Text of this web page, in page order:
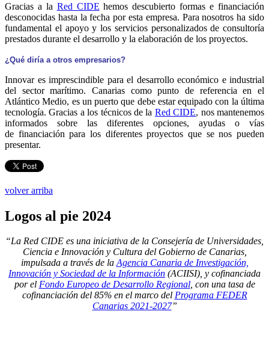
Gracias a la Red CIDE hemos descubierto formas e financiación
desconocidas hasta la fecha por esta empresa. Para nosotros ha sido
fundamental el apoyo y los servicios personalizados de consultoría
prestados durante el desarrollo y la elaboración de los proyectos.
¿Qué diría a otros empresarios?
Innovar es imprescindible para el desarrollo económico e industrial
del sector marítimo. Canarias como punto de referencia en el
Atlántico Medio, es un puerto que debe estar equipado con la última
tecnología. Gracias a los técnicos de la Red CIDE, nos mantenemos
informados sobre las diferentes opciones, ayudas o vías
de financiación para los diferentes proyectos que se nos pueden
presentar.
volver arriba
Logos al pie 2024
“La Red CIDE es una iniciativa de la Consejería de Universidades,
Ciencia e Innovación y Cultura del Gobierno de Canarias,
impulsada a través de laAgencia Canaria de Investigación,
Innovación y Sociedad de la Información (ACIISI), y cofinanciada
por el Fondo Europeo de Desarrollo Regional, con una tasa de
cofinanciación del 85% en el marco del Programa FEDER
Canarias 2021-2027”